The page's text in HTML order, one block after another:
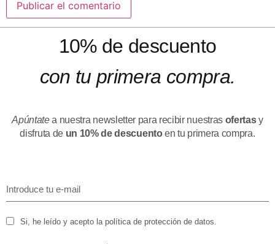
10% de descuento
con tu primera compra.
Apúntatea nuestra newsletter para recibir nuestras ofertasy
disfruta de un 10% de descuentoen tu primera compra.
Si, he leído y acepto la política de protección de datos.